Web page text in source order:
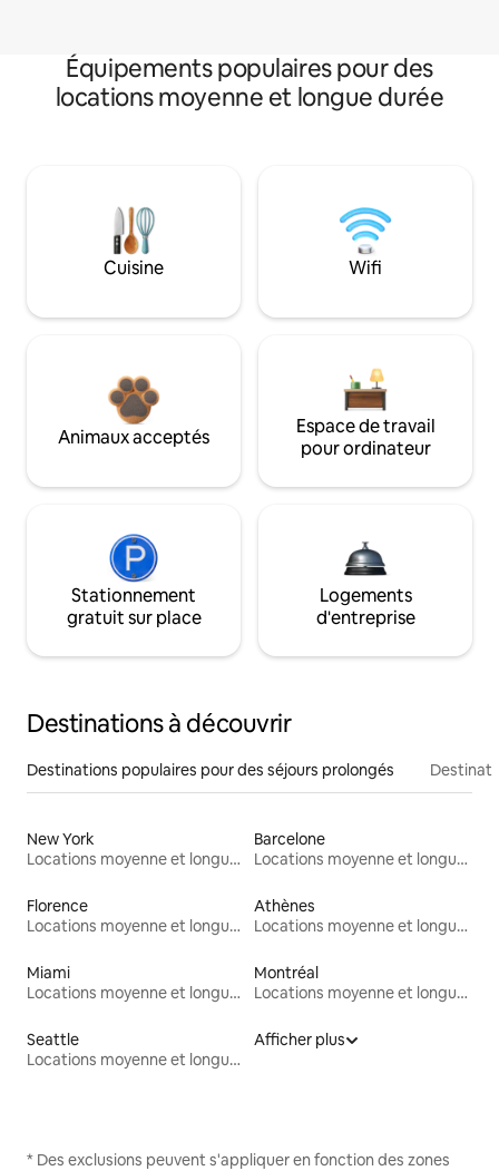
Équipements populaires pour des
locations moyenne et longue durée
Cuisine Wifi
Animaux acceptés
Espace de travail
pour ordinateur
Stationnement
gratuit sur place
Logements
d'entreprise
Destinations à découvrir
Destinations populaires pour des séjours prolongés
New York
Locations moyenne et longue durée
Barcelone
Locations moyenne et longue durée
Florence
Locations moyenne et longue durée
Athènes
Locations moyenne et longue durée
Miami
Locations moyenne et longue durée
Montréal
Locations moyenne et longue durée
Seattle
Locations moyenne et longue durée
Afficher plus
* Des exclusions peuvent s'appliquer en fonction des zones